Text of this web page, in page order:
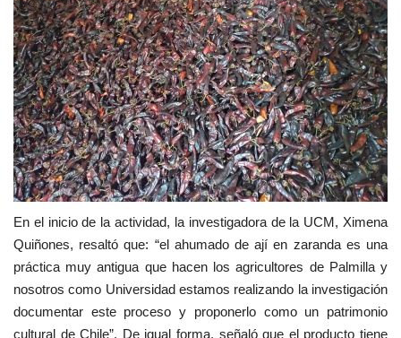
En el inicio de la actividad, la investigadora de la UCM, Ximena
Quiñones, resaltó que: “el ahumado de ají en zaranda es una
práctica muy antigua que hacen los agricultores de Palmilla y
nosotros como Universidad estamos realizando la investigación
documentar este proceso y proponerlo como un patrimonio
cultural de Chile”. De igual forma, señaló que el producto tiene